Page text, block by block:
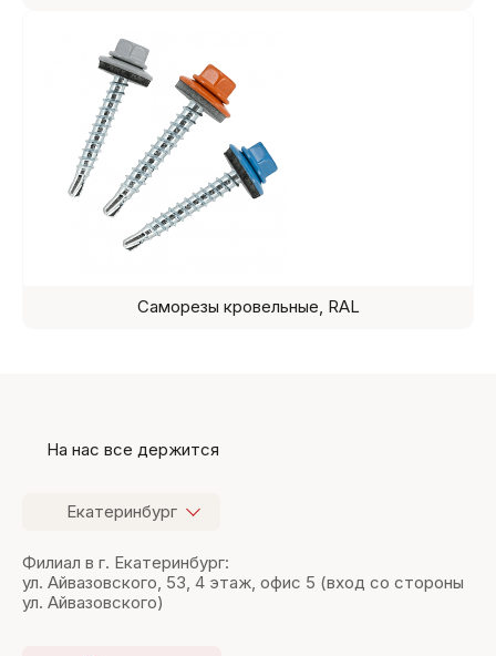
Саморезы кровельные, RAL
На нас все держится
Екатеринбург
Филиал в г. Екатеринбург:
ул. Айвазовского, 53, 4 этаж, офис 5 (вход со стороны
ул. Айвазовского)